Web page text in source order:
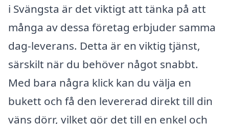
i Svängsta är det viktigt att tänka på att
många av dessa företag erbjuder samma
dag-leverans. Detta är en viktig tjänst,
särskilt när du behöver något snabbt.
Med bara några klick kan du välja en
bukett och få den levererad direkt till din
väns dörr, vilket gör det till en enkel och